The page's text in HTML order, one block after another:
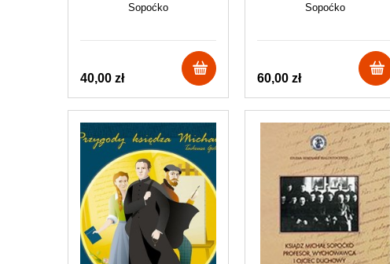
Sopoćko
40,00 zł
Sopoćko
60,00 zł